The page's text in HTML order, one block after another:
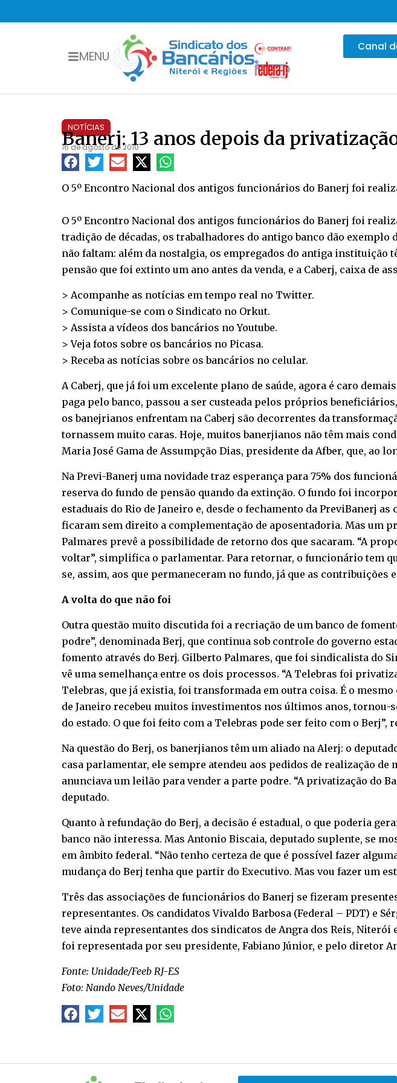
MENU
Canal
NOTÍCIAS
Banerj: 13 anos depois da
16 de agosto de 2010
O 5º Encontro Nacional dos antigos funcionários do Banerj foi
O 5º Encontro Nacional dos antigos funcionários do Banerj foi
tradição de décadas, os trabalhadores do antigo banco dão
não faltam: além da nostalgia, os empregados do antiga instituição
pensão que foi extinto um ano antes da venda, e a Caberj, caixa de
> Acompanhe as notícias em tempo real no Twitter.
> Comunique-se com o Sindicato no Orkut.
> Assista a vídeos dos bancários noYoutube.
> Veja fotos sobre os bancários no Picasa.
> Receba as notícias sobre os bancários no celular.
A Caberj, que já foi um excelente plano de saúde, agora é caro
paga pelo banco, passou a ser custeada pelos próprios
os banejrianos enfrentam na Caberj são decorrentes da
tornassem muito caras. Hoje, muitos banerjianos não têm mais
Maria José Gama de Assumpção Dias, presidente da Afber, que, ao
Na Previ-Banerj uma novidade traz esperança para 75% dos
reserva do fundo de pensão quando da extinção. O fundo foi
estaduais do Rio de Janeiro e, desde o fechamento da PreviBanerj
ficaram sem direito a complementação de aposentadoria. Mas um
Palmares prevê a possibilidade de retorno dos que sacaram. “A
voltar”, simplifica o parlamentar. Para retornar, o funcionário tem
se, assim, aos que permaneceram no fundo, já que as contribuições
A volta do que não foi
Outra questão muito discutida foi a recriação de um banco de
podre”, denominada Berj, que continua sob controle do governo
fomento através do Berj. Gilberto Palmares, que foi sindicalista do
vê uma semelhança entre os dois processos. “A Telebras foi
Telebras, que já existia, foi transformada em outra coisa. É o
de Janeiro recebeu muitos investimentos nos últimos anos,
do estado. O que foi feito com a Telebras pode ser feito com o Berj”,
Na questão do Berj, os banerjianos têm um aliado na Alerj: o
casa parlamentar, ele sempre atendeu aos pedidos de realização
anunciava um leilão para vender a parte podre. “A privatização do
deputado.
Quanto à refundação do Berj, a decisão é estadual, o que poderia
banco não interessa. Mas Antonio Biscaia, deputado suplente, se
em âmbito federal. “Não tenho certeza de que é possível fazer
mudança do Berj tenha que partir do Executivo. Mas vou fazer um
Três das associações de funcionários do Banerj se fizeram
representantes. Os candidatos Vivaldo Barbosa (Federal – PDT) e
teve ainda representantes dos sindicatos de Angra dos Reis, Niterói
foi representada por seu presidente, Fabiano Júnior, e pelo diretor
Fonte: Unidade/Feeb RJ-ES
Foto: Nando Neves/Unidade